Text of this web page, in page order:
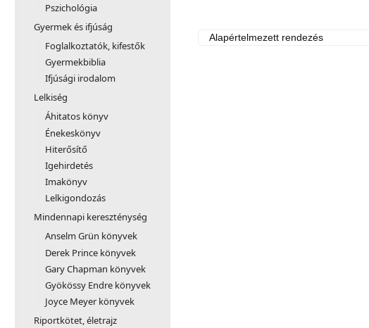
Pszichológia
Gyermek és ifjúság
Foglalkoztatók, kifestők
Gyermekbiblia
Ifjúsági irodalom
Lelkiség
Áhitatos könyv
Énekeskönyv
Hiterősítő
Igehirdetés
Imakönyv
Lelkigondozás
Mindennapi kereszténység
Anselm Grün könyvek
Derek Prince könyvek
Gary Chapman könyvek
Gyökössy Endre könyvek
Joyce Meyer könyvek
Riportkötet, életrajz